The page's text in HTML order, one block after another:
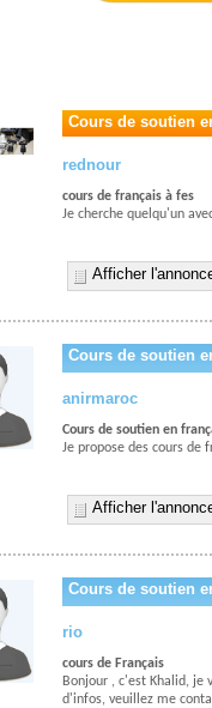
Cours de soutien
rednour
cours de français à fes
Je cherche quelqu'un
Afficher
Cours de soutien
anirmaroc
Cours de soutien en
Je propose des cours de
Afficher
Cours de soutien
rio
cours de Français
Bonjour , c'est Khalid, je
d'infos, veuillez me